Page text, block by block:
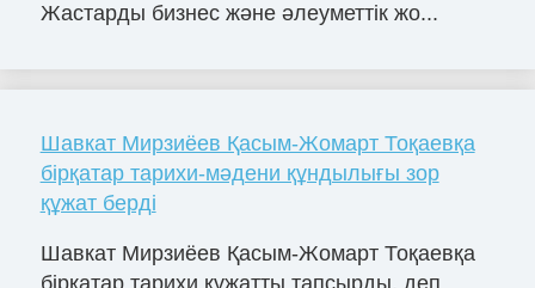
Жастарды бизнес және әлеуметтік жо...
Шавкат Мирзиёев Қасым-Жомарт Тоқаевқа
бірқатар тарихи-мәдени құндылығы зор
құжат берді
Шавкат Мирзиёев Қасым-Жомарт Тоқаевқа
бірқатар тарихи құжатты тапсырды, деп